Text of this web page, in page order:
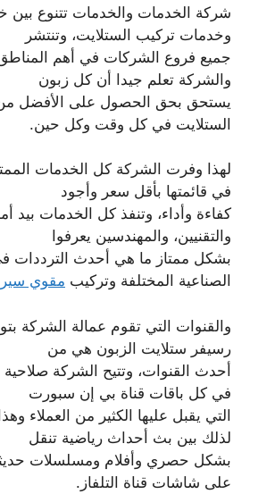
شركة الخدمات والخدمات تتنوع بين
وخدمات تركيب الستلايت، وتنتشر
جميع فروع الشركات في أهم
والشركة تعلم جيدا أن كل زبون
يستحق بحق الحصول على الأفضل
الستلايت في كل وقت وكل حين.
لهذا وفرت الشركة كل الخدمات
في قائمتها بأقل سعر وأجود
كفاءة وأداء، وتنفذ كل الخدمات بيد
والتقنيين، والمهندسين يعرفوا
بشكل ممتاز ما هي أحدث الترددات
الصناعية المختلفة وتركيب مقوي
والقنوات التي تقوم عمالة الشركة
رسيفر ستلايت الزبون هي من
أحدث القنوات، وتتيح الشركة
في كل باقات قناة بي إن سبورت
التي يقبل عليها الكثير من العملاء
لذلك بين بث أحداث رياضية تنقل
بشكل حصري وأفلام ومسلسلات
على شاشات قناة التلفاز.